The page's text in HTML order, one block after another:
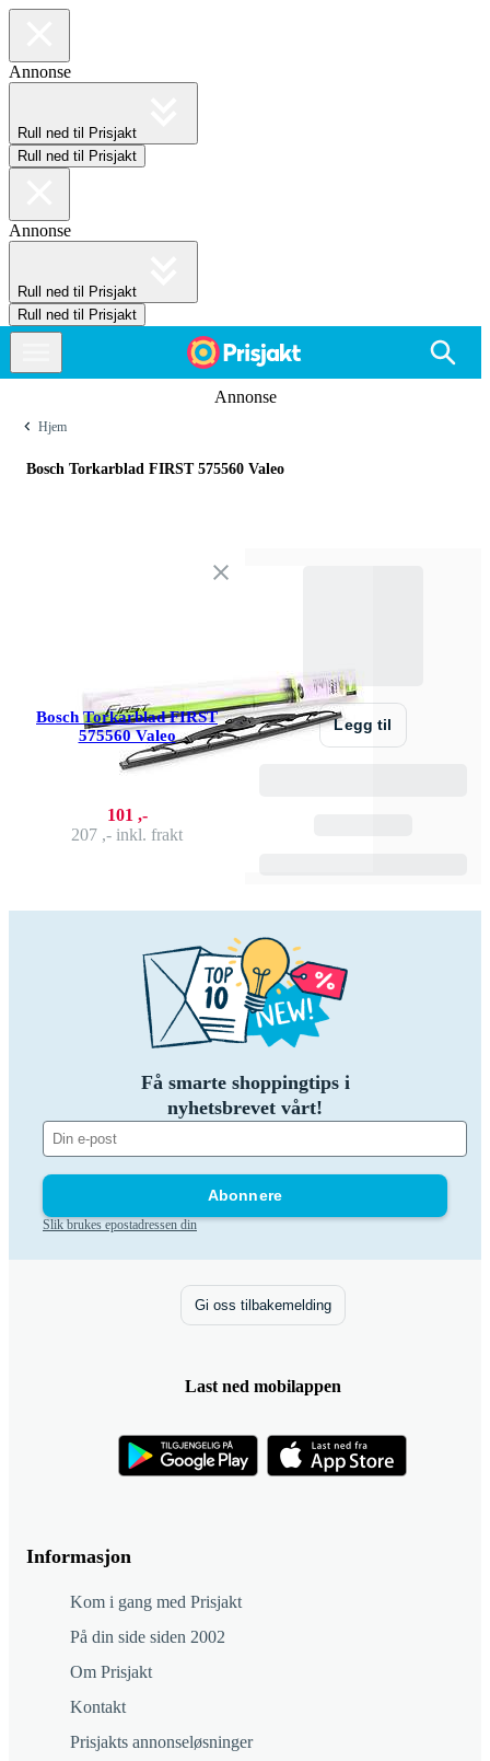
Annonse
Rull ned til Prisjakt
Rull ned til Prisjakt
Annonse
Rull ned til Prisjakt
Rull ned til Prisjakt
Annonse
Hjem
Bosch Torkarblad FIRST 575560 Valeo
Bosch Torkarblad FIRST
575560 Valeo
101 ,-
207 ,- inkl. frakt
Legg til
Få smarte shoppingtips i
nyhetsbrevet vårt!
Abonnere
Slik brukes epostadressen din
Informasjon
Kom i gang med Prisjakt
På din side siden 2002
Om Prisjakt
Kontakt
Prisjakts annonseløsninger
Gi oss tilbakemelding
Last ned mobilappen